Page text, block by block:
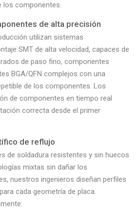
los componentes.
de alta precisión
utilizan sistemas
SMT de alta velocidad, capaces de
de paso fino, componentes
BGA/QFN complejos con una
de los componentes. Los
de componentes en tiempo real
correcta desde el primer
de reflujo
de soldadura resistentes y sin huecos
mixtas sin dañar los
nuestros ingenieros diseñan perfiles
cada geometría de placa.